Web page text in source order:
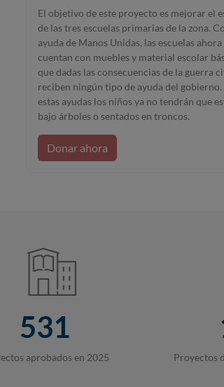
El objetivo de este proyecto es mejorar el
de las tres escuelas primarias de la zona.
ayuda de Manos Unidas, las escuelas ahora
cuentan con muebles y material escolar
que dadas las consecuencias de la guerra
reciben ningún tipo de ayuda del gobierno.
estas ayudas los niños ya no tendrán que
bajo árboles o sentados en troncos.
Donar ahora
531
aprobados en 2025 Proyectos